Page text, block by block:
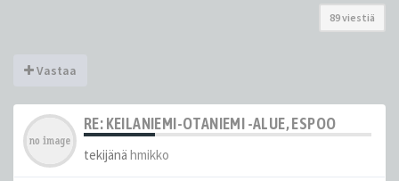
89 viestiä
Vastaa
RE: KEILANIEMI-OTANIEMI -ALUE, ESPOO
tekijänä hmikko